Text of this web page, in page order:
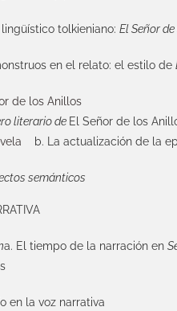
tolkieniano: El Señor
en el relato: el estilo de
de los Anillos
literario de El Señor de los
b. La actualización de la
semánticos
a. El tiempo de la narración en
en la voz narrativa